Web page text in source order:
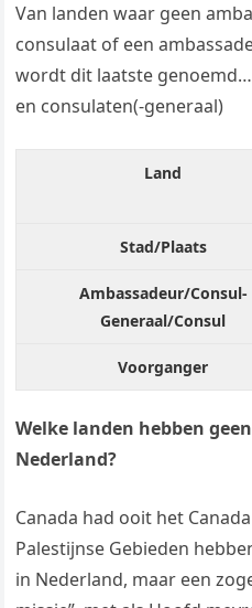
Van landen waar geen
consulaat of een
wordt dit laatste
en consulaten(-generaal)
Land
Stad/Plaats
Ambassadeur/Consul-
Generaal/Consul
Voorganger
Welke landen hebben
Nederland?
Canada had ooit het
Palestijnse Gebieden
in Nederland, maar een